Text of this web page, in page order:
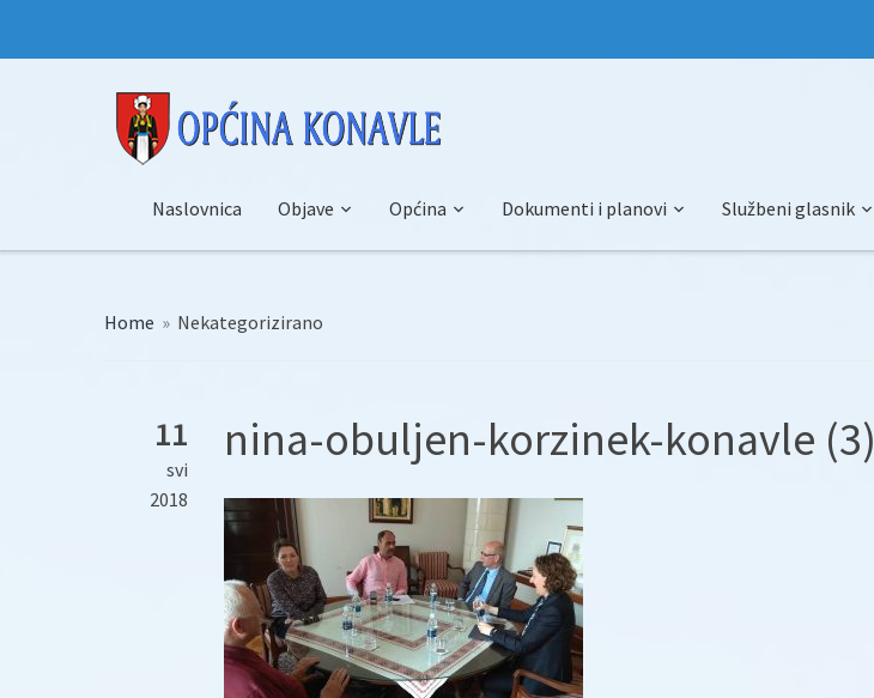
Naslovnica Objave Općina Dokumenti i planovi Službeni glasnik
Home » Nekategorizirano
11
svi
2018
nina-obuljen-korzinek-konavle (3)